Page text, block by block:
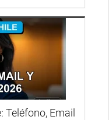
Teléfono, Email